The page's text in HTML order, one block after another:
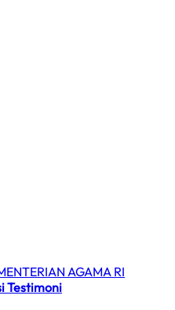
AGAMA RI
Testimoni